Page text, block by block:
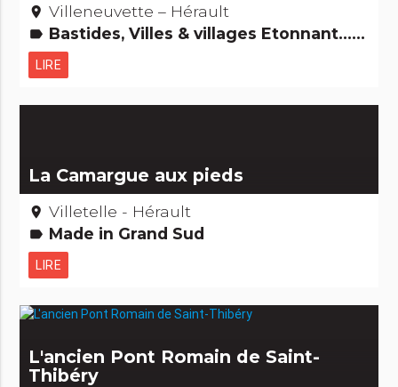
place Villeneuvette – Hérault
label Bastides, Villes & villages Etonnant... non ? Gens d'ici
LIRE
La Camargue aux pieds
place Villetelle - Hérault
label Made in Grand Sud
LIRE
L'ancien Pont Romain de Saint-
Thibéry